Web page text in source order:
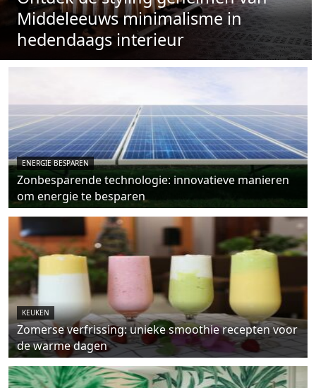
Middeleeuws minimalisme in
hedendaags interieur
ENERGIE BESPAREN
Zonbesparende technologie: innovatieve manieren
om energie te besparen
KEUKEN
Zomerse verfrissing: unieke smoothie recepten voor
de warme dagen